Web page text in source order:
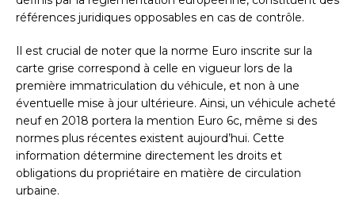
références juridiques opposables en cas de contrôle.
Il est crucial de noter que la norme Euro inscrite sur la
carte grise correspond à celle en vigueur lors de la
première immatriculation du véhicule, et non à une
éventuelle mise à jour ultérieure. Ainsi, un véhicule acheté
neuf en 2018 portera la mention Euro 6c, même si des
normes plus récentes existent aujourd’hui. Cette
information détermine directement les droits et
obligations du propriétaire en matière de circulation
urbaine.